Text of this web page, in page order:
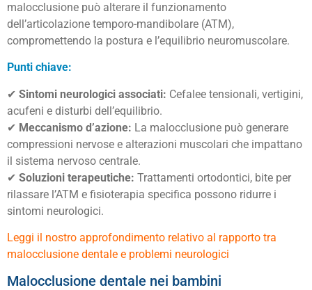
malocclusione può alterare il funzionamento
dell’articolazione temporo-mandibolare (ATM),
compromettendo la postura e l’equilibrio neuromuscolare.
Punti chiave:
✔ Sintomi neurologici associati: Cefalee tensionali, vertigini,
acufeni e disturbi dell’equilibrio.
✔ Meccanismo d’azione: La malocclusione può generare
compressioni nervose e alterazioni muscolari che impattano
il sistema nervoso centrale.
✔ Soluzioni terapeutiche: Trattamenti ortodontici, bite per
rilassare l’ATM e fisioterapia specifica possono ridurre i
sintomi neurologici.
Leggi il nostro approfondimento relativo al rapporto tra
malocclusione dentale e problemi neurologici
Malocclusione dentale nei bambini